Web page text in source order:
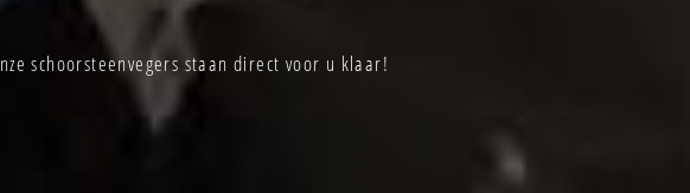
schoorsteenvegers staan direct voor u klaar!